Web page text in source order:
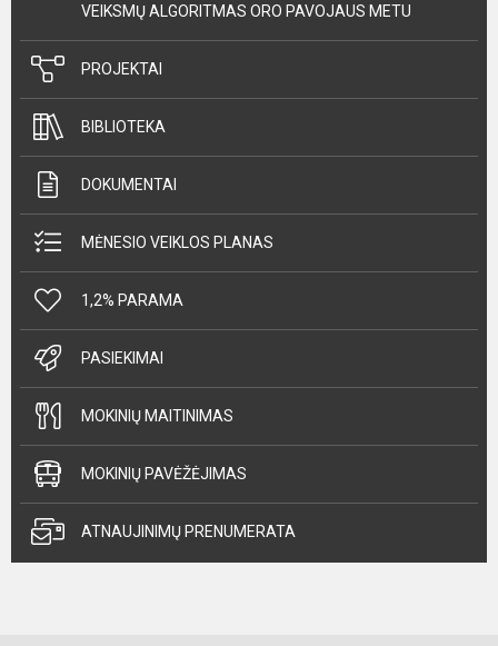
VEIKSMŲ ALGORITMAS ORO PAVOJAUS METU
PROJEKTAI
BIBLIOTEKA
DOKUMENTAI
MĖNESIO VEIKLOS PLANAS
1,2% PARAMA
PASIEKIMAI
MOKINIŲ MAITINIMAS
MOKINIŲ PAVĖŽĖJIMAS
ATNAUJINIMŲ PRENUMERATA